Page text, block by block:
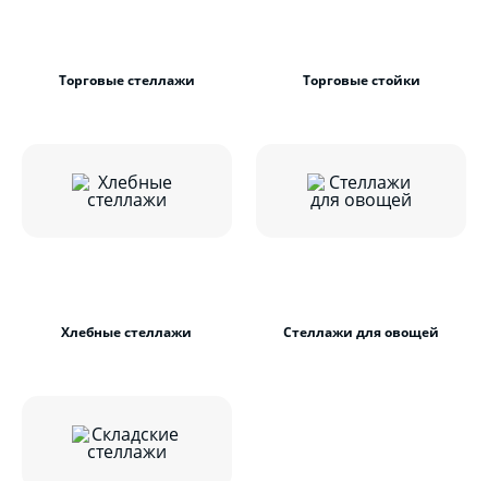
Торговые стеллажи Торговые стойки
Хлебные стеллажи Стеллажи для овощей